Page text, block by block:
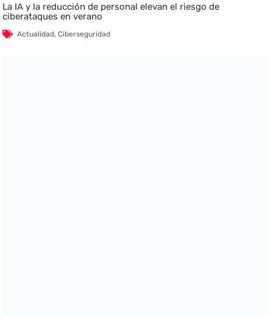
La IA y la reducción de personal elevan el riesgo de
ciberataques en verano
Actualidad,Ciberseguridad